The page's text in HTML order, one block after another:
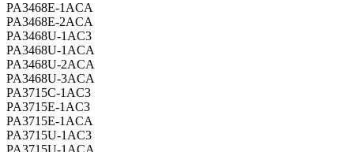
PA3468E-1ACA
PA3468E-2ACA
PA3468U-1AC3
PA3468U-1ACA
PA3468U-2ACA
PA3468U-3ACA
PA3715C-1AC3
PA3715E-1AC3
PA3715E-1ACA
PA3715U-1AC3